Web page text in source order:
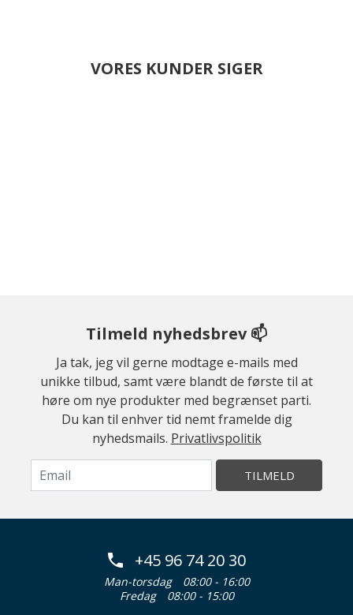
VORES KUNDER SIGER
Tilmeld nyhedsbrev 📫
Ja tak, jeg vil gerne modtage e-mails med
unikke tilbud, samt være blandt de første til at
høre om nye produkter med begrænset parti.
Du kan til enhver tid nemt framelde dig
nyhedsmails. Privatlivspolitik
TILMELD
+45 96 74 20 30
Man-torsdag
08:00 - 16:00
Fredag
08:00 - 15:00